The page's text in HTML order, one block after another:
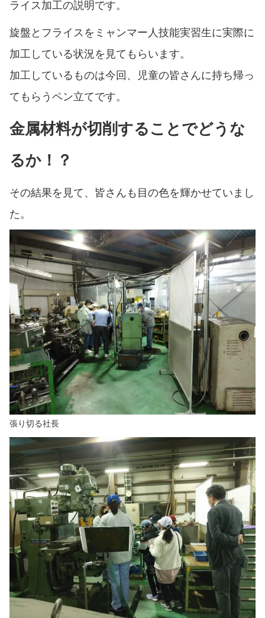
ライス加工の説明です。
旋盤とフライスをミャンマー人技能実習生に実際に
加工している状況を見てもらいます。
加工しているものは今回、児童の皆さんに持ち帰っ
てもらうペン立てです。
金属材料が切削することでどうな
るか！？
その結果を見て、皆さんも目の色を輝かせていまし
た。
張り切る社長